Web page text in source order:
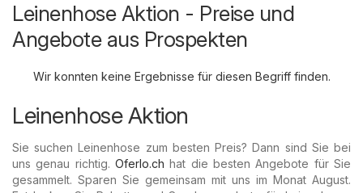
Leinenhose Aktion - Preise und
Angebote aus Prospekten
Wir konnten keine Ergebnisse für diesen Begriff finden.
Leinenhose Aktion
Sie suchen Leinenhose zum besten Preis? Dann sind Sie bei
uns genau richtig. Oferlo.ch hat die besten Angebote für Sie
gesammelt. Sparen Sie gemeinsam mit uns im Monat August.